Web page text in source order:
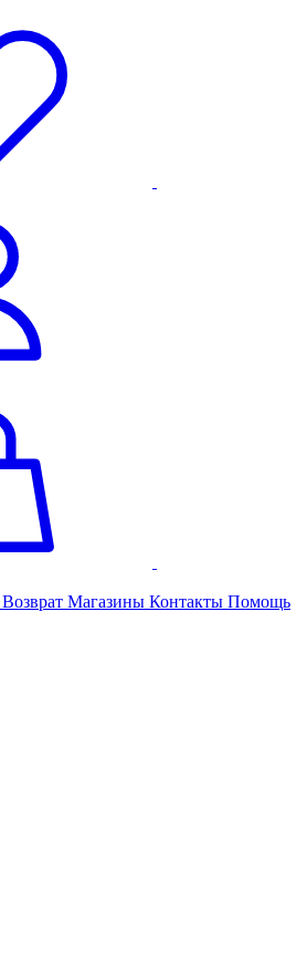
Возврат Магазины Контакты Помощь